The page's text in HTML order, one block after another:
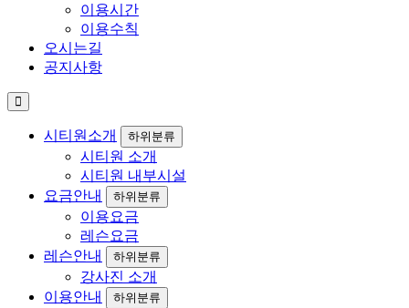
이용시간
이용수칙
오시는길
공지사항
시티원소개 하위분류
시티원 소개
시티원 내부시설
요금안내
하위분류
이용요금
레슨요금
레슨안내
하위분류
강사진 소개
이용안내
하위분류